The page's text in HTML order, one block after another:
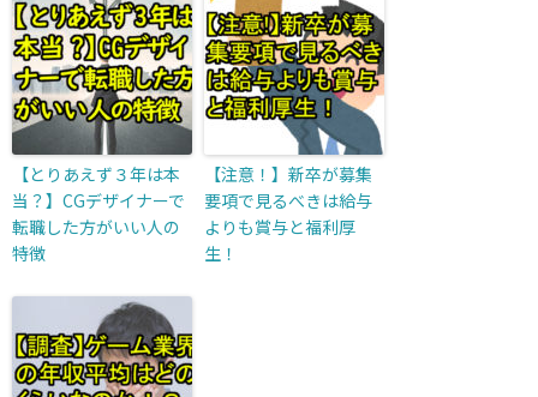
【とりあえず３年は本
当？】CGデザイナーで
転職した方がいい人の
特徴
【注意！】新卒が募集
要項で見るべきは給与
よりも賞与と福利厚
生！